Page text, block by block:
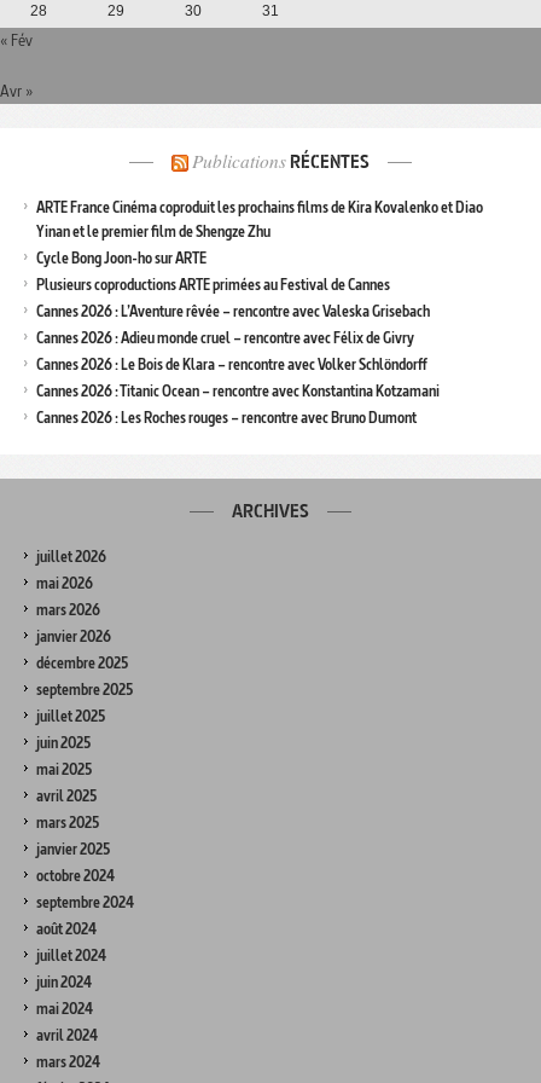
28
29 30 31
« Fév
Avr »
Publications RÉCENTES
ARTE France Cinéma coproduit les prochains films de Kira Kovalenko et Diao
Yinan et le premier film de Shengze Zhu
Cycle Bong Joon-ho sur ARTE
Plusieurs coproductions ARTE primées au Festival de Cannes
Cannes 2026 : L’Aventure rêvée – rencontre avec Valeska Grisebach
Cannes 2026 : Adieu monde cruel – rencontre avec Félix de Givry
Cannes 2026 : Le Bois de Klara – rencontre avec Volker Schlöndorff
Cannes 2026 : Titanic Ocean – rencontre avec Konstantina Kotzamani
Cannes 2026 : Les Roches rouges – rencontre avec Bruno Dumont
ARCHIVES
juillet 2026
mai 2026
mars 2026
janvier 2026
décembre 2025
septembre 2025
juillet 2025
juin 2025
mai 2025
avril 2025
mars 2025
janvier 2025
octobre 2024
septembre 2024
août 2024
juillet 2024
juin 2024
mai 2024
avril 2024
mars 2024